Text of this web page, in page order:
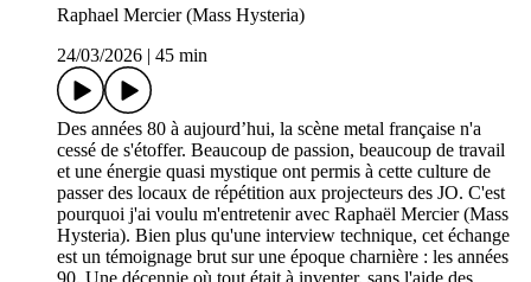
Raphael Mercier (Mass Hysteria)
24/03/2026
45 min
Des années 80 à aujourd’hui, la scène metal française n'a
cessé de s'étoffer. Beaucoup de passion, beaucoup de travail
et une énergie quasi mystique ont permis à cette culture de
passer des locaux de répétition aux projecteurs des JO. C'est
pourquoi j'ai voulu m'entretenir avec Raphaël Mercier (Mass
Hysteria). Bien plus qu'une interview technique, cet échange
est un témoignage brut sur une époque charnière : les années